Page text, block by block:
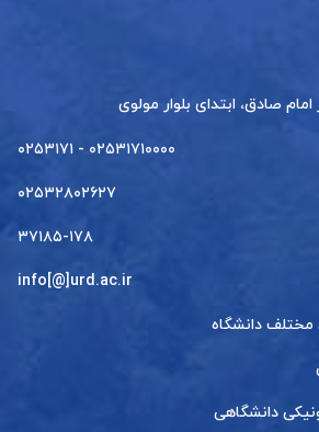
امام صادق، ابتدای بلوار مولوی
۰۲۵۳۱۷۱۰۰۰۰ - ۰۲۵۳۱۷۱
۰۲۵۳۲۸۰۲۶۲۷
۳۷۱۸۵-۱۷۸
info[@]urd.ac.ir
دانشگاه
دانشگاهی